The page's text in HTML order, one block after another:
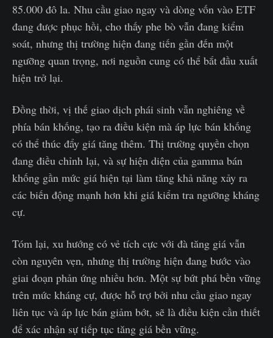
85.000 đô la. Nhu cầu giao ngay và dòng vốn vào ETF
đang được phục hồi, cho thấy phe bò vẫn đang kiểm
soát, nhưng thị trường hiện đang tiến gần đến một
ngưỡng quan trọng, nơi nguồn cung có thể bắt đầu xuất
hiện trở lại.
Đồng thời, vị thế giao dịch phái sinh vẫn nghiêng về
phía bán khống, tạo ra điều kiện mà áp lực bán khống
có thể thúc đẩy giá tăng thêm. Thị trường quyền chọn
đang điều chỉnh lại, và sự hiện diện của gamma bán
khống gần mức giá hiện tại làm tăng khả năng xảy ra
các biến động mạnh hơn khi giá kiểm tra ngưỡng kháng
cự.
Tóm lại, xu hướng có vẻ tích cực với đà tăng giá vẫn
còn nguyên vẹn, nhưng thị trường hiện đang bước vào
giai đoạn phản ứng nhiều hơn. Một sự bứt phá bền vững
trên mức kháng cự, được hỗ trợ bởi nhu cầu giao ngay
liên tục và áp lực bán giảm bớt, sẽ là điều kiện cần thiết
để xác nhận sự tiếp tục tăng giá bền vững.